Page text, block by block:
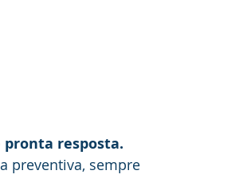
resposta.
preventiva, sempre